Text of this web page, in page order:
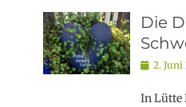
Die
Posted
2. Juni
In Lütte